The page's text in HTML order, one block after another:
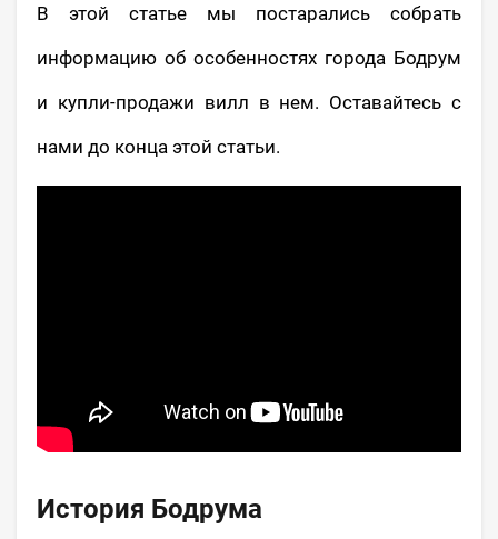
В этой статье мы постарались собрать
информацию об особенностях города Бодрум
и купли-продажи вилл в нем. Оставайтесь с
нами до конца этой статьи.
История Бодрума